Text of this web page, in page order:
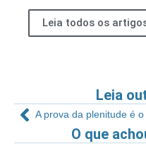
Leia todos os
Leia
O que